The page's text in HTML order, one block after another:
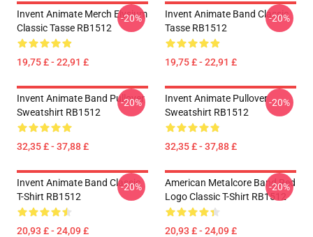
Invent Animate Merch Elysium
Classic Tasse RB1512
19,75 £ - 22,91 £
-20%
Invent Animate Band Classic
Tasse RB1512
19,75 £ - 22,91 £
-20%
Invent Animate Band Pullover
Sweatshirt RB1512
32,35 £ - 37,88 £
-20%
Invent Animate Pullover
Sweatshirt RB1512
32,35 £ - 37,88 £
-20%
Invent Animate Band Classic
T-Shirt RB1512
20,93 £ - 24,09 £
-20%
American Metalcore Band Red
Logo Classic T-Shirt RB1512
20,93 £ - 24,09 £
-20%